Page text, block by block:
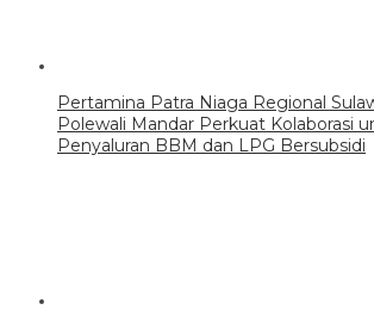
Pertamina Patra Niaga Regional
Polewali Mandar Perkuat Kolaborasi
Penyaluran BBM dan LPG Bersubsidi